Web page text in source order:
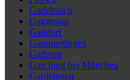
Gadebusch
Gaggenau
Gaildorf
Gammertingen
Garbsen
Garching bei München
Gardelegen